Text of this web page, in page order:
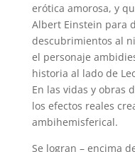
erótica amorosa, y
Albert Einstein para
descubrimientos al
el personaje
historia al lado de
En las vidas y obras
los efectos reales
ambihemisferical.
Se logran – encima